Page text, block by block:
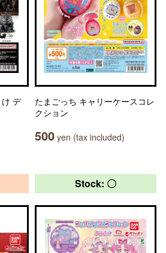
デ
たまごっち キャリーケースコレ
クション
500 yen (tax included)
Stock: 〇